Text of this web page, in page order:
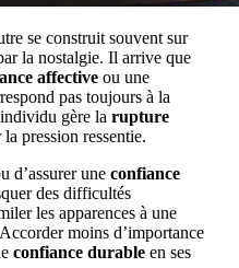
se construit souvent sur
la nostalgie. Il arrive que
affective ou une
pas toujours à la
gère la rupture
pression ressentie.
d’assurer une confiance
des difficultés
les apparences à une
moins d’importance
confiance durable en ses